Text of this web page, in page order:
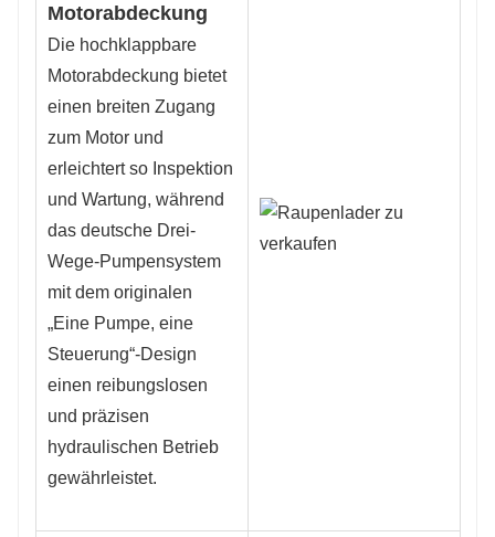
Motorabdeckung
Die hochklappbare
Motorabdeckung bietet
einen breiten Zugang
zum Motor und
erleichtert so Inspektion
und Wartung, während
das deutsche Drei-
Wege-Pumpensystem
mit dem originalen
„Eine Pumpe, eine
Steuerung“-Design
einen reibungslosen
und präzisen
hydraulischen Betrieb
gewährleistet.